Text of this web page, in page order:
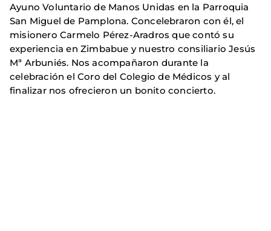
Ayuno Voluntario de Manos Unidas en la Parroquia
San Miguel de Pamplona. Concelebraron con él, el
misionero Carmelo Pérez-Aradros que contó su
experiencia en Zimbabue y nuestro consiliario Jesús
Mª Arbuniés. Nos acompañaron durante la
celebración el Coro del Colegio de Médicos y al
finalizar nos ofrecieron un bonito concierto.